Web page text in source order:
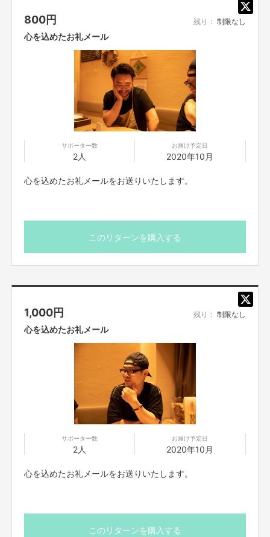
理由
近隣のお店が繋がって「無理なく自然に」助け合い、エネル
ギーを循環できる仕組みをつくりたい。
withコロナ時代において、外食やお店を（経済的にも）楽しみづらくなってい
る現状を打破し、お客様に喜んでもらいたい。
みんながもっともっと気軽に楽しく地域のお店を楽しめる仕組み。
笑顔になれる、それが同時に店舗にとっては継続的な安定収益システムにな
っている。そんな仕組みを作ります。
めて自分たちが暮らす地域の店舗ビジネスをなんとか盛り上げたい。
お店にエネルギーが循環すれば、必ず自店にも還元される。
「一人勝ち」や我々「発起人が儲かる仕組み」とは対極の「みんなで助け合う」
コロナ時代を力強く、しなやかに生き抜くためのきっかけづくりのためのプ
ロジェクトです。
展望
一年以内には賛同していただける店舗さんを30店舗集め、オンライン上に
「地域飲食（＋様々なジャンルの店舗）の平和村」をつくりたい。近隣のお店
が「争う」のではなく「助け合う」仕組みを作ります。大前提として、個々の
死に物狂いの努力は当然ですが、そんなお店が負けない、倒れない土台を作
り上げお店同士が共存し未来へ繋げたい。二年後には、西区のお店100店舗
規模を目指します。（その頃には、飲食に限らず様々な業種の店舗さんにも
参加していただきたいです。）
●お客様が地域のお店をもっと利用しやすくなっている。
●店舗にとっては安定的かつ継続的な収益システムになっている。（収益は
有事の際の被災地支援や、「えんとつ町のプペル」関連企画（世界の子供達
800円 残り： 制限なし
心を込めたお礼メール
サポーター数
2人
お届け予定日
2020年10月
心を込めたお礼メールをお送りいたします。
このリターンを購入する
1,000円 残り： 制限なし
心を込めたお礼メール
サポーター数
2人
お届け予定日
2020年10月
心を込めたお礼メールをお送りいたします。
このリターンを購入する